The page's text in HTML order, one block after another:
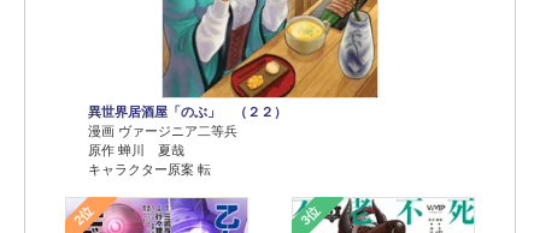
異世界居酒屋「のぶ」 （２２）
漫画 ヴァージニア二等兵
原作 蝉川 夏哉
キャラクター原案 転
2位 3位